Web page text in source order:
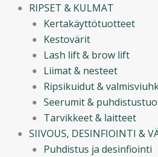
RIPSET & KULMAT
Kertakäyttötuotteet
Kestovärit
Lash lift & brow lift
Liimat & nesteet
Ripsikuidut &
Seerumit &
Tarvikkeet & laitteet
SIIVOUS, DESINFIOINTI &
Puhdistus ja desinfiointi